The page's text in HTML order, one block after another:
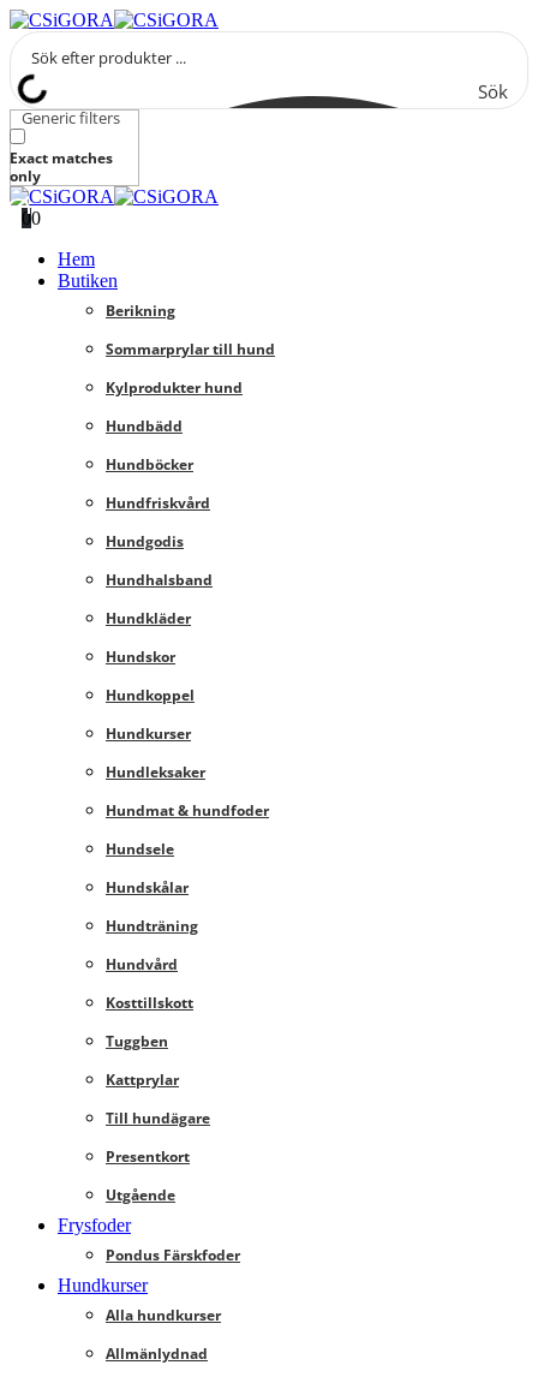
Sök
Generic filters
Exact matches
only
00
Hem
Butiken
Berikning
Sommarprylar till hund
Kylprodukter hund
Hundbädd
Hundböcker
Hundfriskvård
Hundgodis
Hundhalsband
Hundkläder
Hundskor
Hundkoppel
Hundkurser
Hundleksaker
Hundmat & hundfoder
Hundsele
Hundskålar
Hundträning
Hundvård
Kosttillskott
Tuggben
Kattprylar
Till hundägare
Presentkort
Utgående
Frysfoder
Pondus Färskfoder
Hundkurser
Alla hundkurser
Allmänlydnad